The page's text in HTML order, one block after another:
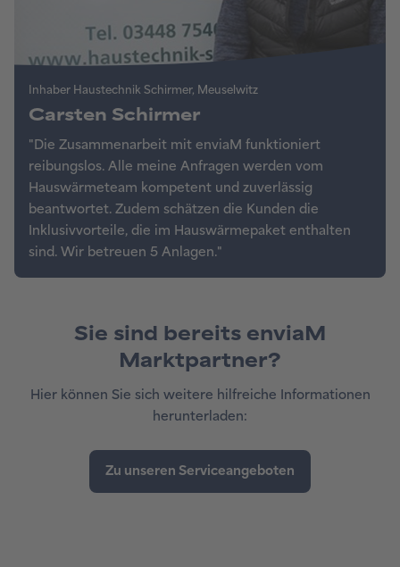
Sie sind bereits enviaM
Marktpartner?
Hier können Sie sich weitere hilfreiche Informationen
herunterladen: